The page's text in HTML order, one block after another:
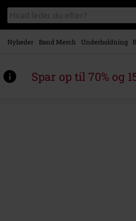
Gå til
hovedindhold
Søg
sortiment
Nyheder Band Merch Underholdning
Spar op til 70% og